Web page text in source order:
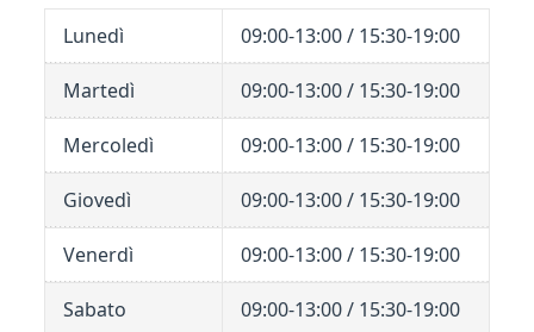
Lunedì 09:00-13:00 / 15:30-19:00
Martedì 09:00-13:00 / 15:30-19:00
Mercoledì 09:00-13:00 / 15:30-19:00
Giovedì 09:00-13:00 / 15:30-19:00
Venerdì 09:00-13:00 / 15:30-19:00
Sabato 09:00-13:00 / 15:30-19:00